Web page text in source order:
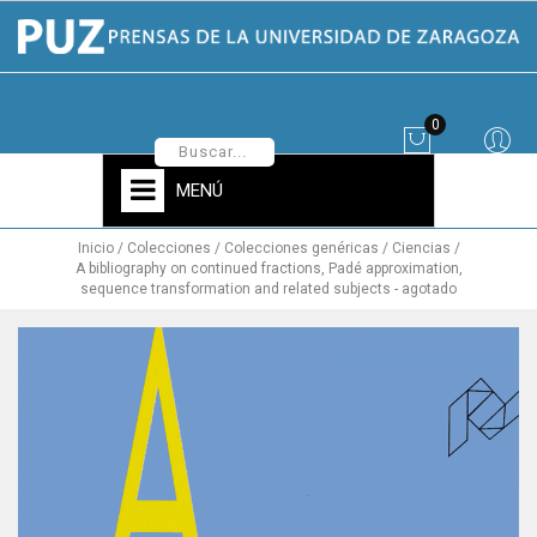
0
MENÚ
Inicio Colecciones Colecciones genéricas
Ciencias
A bibliography on continued fractions, Padé approximation,
sequence transformation and related subjects - agotado